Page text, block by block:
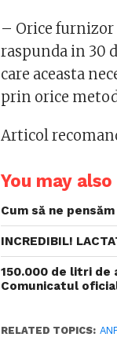
– Orice furnizor
raspunda in 30
care aceasta
prin orice
Articol
You may
Cum să ne
INCREDIBIL!
150.000 de litri de
Comunicatul
RELATED TOPICS: